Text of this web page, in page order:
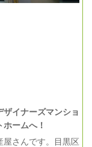
イナーズマンショ
ームへ！
屋さんです。目黒区